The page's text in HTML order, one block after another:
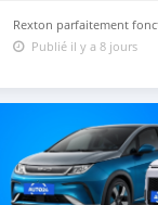
Rexton parfaitement
Publié il y a 8 jours